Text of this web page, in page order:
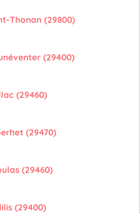
Thonan (29800)
(29400)
(29460)
(29470)
(29460)
(29400)